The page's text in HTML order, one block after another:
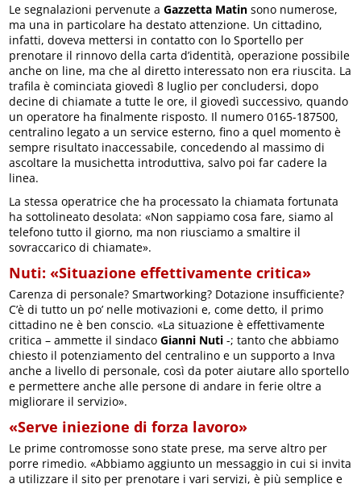
Le segnalazioni pervenute aGazzetta Matin sono numerose,
ma una in particolare ha destato attenzione. Un cittadino,
infatti, doveva mettersi in contatto con lo Sportello per
prenotare il rinnovo della carta d’identità, operazione possibile
anche on line, ma che al diretto interessato non era riuscita. La
trafila è cominciata giovedì 8 luglio per concludersi, dopo
decine di chiamate a tutte le ore, il giovedì successivo, quando
un operatore ha finalmente risposto. Il numero 0165-187500,
centralino legato a un service esterno, fino a quel momento è
sempre risultato inaccessabile, concedendo al massimo di
ascoltare la musichetta introduttiva, salvo poi far cadere la
linea.
La stessa operatrice che ha processato la chiamata fortunata
ha sottolineato desolata: «Non sappiamo cosa fare, siamo al
telefono tutto il giorno, ma non riusciamo a smaltire il
sovraccarico di chiamate».
Nuti: «Situazione effettivamente critica»
Carenza di personale? Smartworking? Dotazione insufficiente?
C’è di tutto un po’ nelle motivazioni e, come detto, il primo
cittadino ne è ben conscio. «La situazione è effettivamente
critica – ammette il sindacoGianni Nuti -; tanto che abbiamo
chiesto il potenziamento del centralino e un supporto a Inva
anche a livello di personale, così da poter aiutare allo sportello
e permettere anche alle persone di andare in ferie oltre a
migliorare il servizio».
«Serve iniezione di forza lavoro»
Le prime contromosse sono state prese, ma serve altro per
porre rimedio. «Abbiamo aggiunto un messaggio in cui si invita
a utilizzare il sito per prenotare i vari servizi, è più semplice e